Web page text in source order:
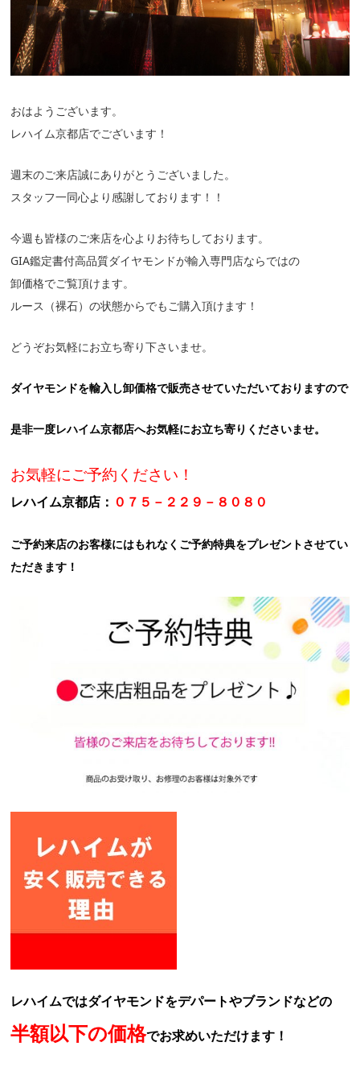
おはようございます。
レハイム京都店でございます！
週末のご来店誠にありがとうございました。
スタッフ一同心より感謝しております！！
今週も皆様のご来店を心よりお待ちしております。
GIA鑑定書付高品質ダイヤモンドが輸入専門店ならではの
卸価格でご覧頂けます。
ルース（裸石）の状態からでもご購入頂けます！
どうぞお気軽にお立ち寄り下さいませ。
ダイヤモンドを輸入し卸価格で販売させていただいておりますので
是非一度レハイム京都店へお気軽にお立ち寄りくださいませ。
お気軽にご予約ください！
レハイム京都店： ０７５－２２９－８０８０
ご予約来店のお客様にはもれなくご予約特典をプレゼントさせてい
ただきます！
レハイムではダイヤモンドをデパートやブランドなどの
半額以下の価格でお求めいただけます！